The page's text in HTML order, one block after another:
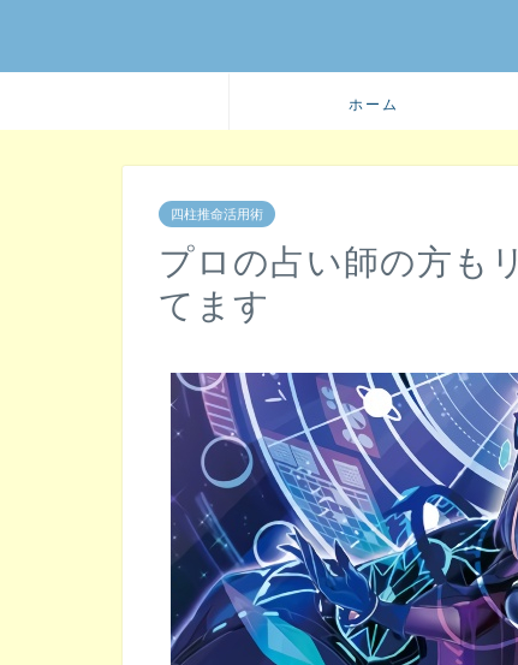
ホーム
四柱推命活用術
プロの占い師の方も
てます